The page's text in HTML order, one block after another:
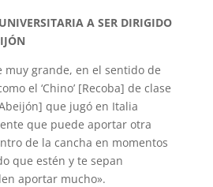
A SER DIRIGIDO
muy grande, en el sentido de
el ‘Chino’ [Recoba] de clase
que jugó en Italia
que puede aportar otra
de la cancha en momentos
que estén y te sepan
aportar mucho».